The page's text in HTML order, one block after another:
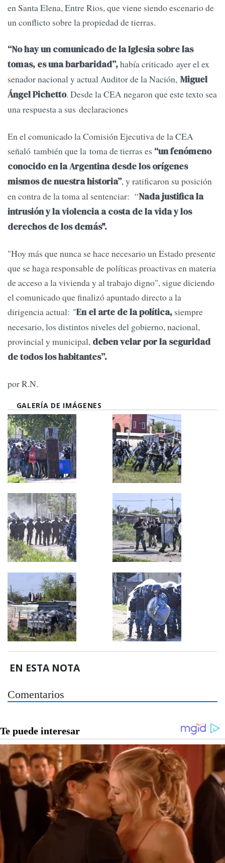
en Santa Elena, Entre Rios, que viene siendo escenario de
un conflicto sobre la propiedad de tierras.
“No hay un comunicado de la Iglesia sobre las
tomas, es una barbaridad”,había criticado ayer el ex
senador nacional y actual Auditor de la Nación, Miguel
Ángel Pichetto. Desde la CEA negaron que este texto sea
una respuesta a sus declaraciones
En el comunicado la Comisión Ejecutiva de la CEA
señaló también que la toma de tierras es “un fenómeno
conocido en la Argentina desde los orígenes
mismos de nuestra historia”, y ratificaron su posición
en contra de la toma al sentenciar: “Nada justifica la
intrusión y la violencia a costa de la vida y los
derechos de los demás".
"Hoy más que nunca se hace necesario un Estado presente
que se haga responsable de políticas proactivas en materia
de acceso a la vivienda y al trabajo digno", sigue diciendo
el comunicado que finalizó apuntado directo a la
dirigencia actual: "En el arte de la política, siempre
necesario, los distintos niveles del gobierno, nacional,
provincial y municipal, deben velar por la seguridad
de todos los habitantes”.
por R.N.
GALERÍA DE IMÁGENES
EN ESTA NOTA
Comentarios